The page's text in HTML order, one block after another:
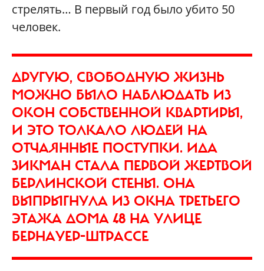
стрелять… В первый год было убито 50
человек.
ДРУГУЮ, СВОБОДНУЮ ЖИЗНЬ
МОЖНО БЫЛО НАБЛЮДАТЬ ИЗ
ОКОН СОБСТВЕННОЙ КВАРТИРЫ,
И ЭТО ТОЛКАЛО ЛЮДЕЙ НА
ОТЧАЯННЫЕ ПОСТУПКИ. ИДА
ЗИКМАН СТАЛА ПЕРВОЙ ЖЕРТВОЙ
БЕРЛИНСКОЙ СТЕНЫ. ОНА
ВЫПРЫГНУЛА ИЗ ОКНА ТРЕТЬЕГО
ЭТАЖА ДОМА 48 НА УЛИЦЕ
БЕРНАУЕР-ШТРАССЕ